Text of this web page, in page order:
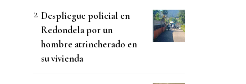
Despliegue policial en
Redondela por un
hombre atrincherado en
su vivienda